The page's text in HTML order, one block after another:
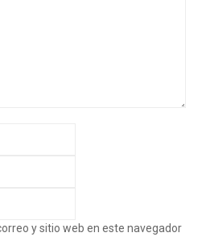
y sitio web en este navegador